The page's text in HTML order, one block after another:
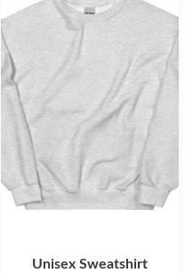
Unisex Sweatshirt
ha
più
varianti.
Le
opzioni
possono
essere
nella
pagina